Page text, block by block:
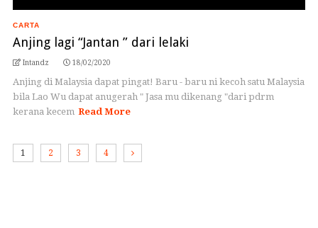
CARTA
Anjing lagi “Jantan ” dari lelaki
Intandz 18/02/2020
Anjing di Malaysia dapat pingat! Baru - baru ni kecoh satu Malaysia
bila Lao Wu dapat anugerah " Jasa mu dikenang "dari pdrm
kerana kecem Read More
1 2 3 4